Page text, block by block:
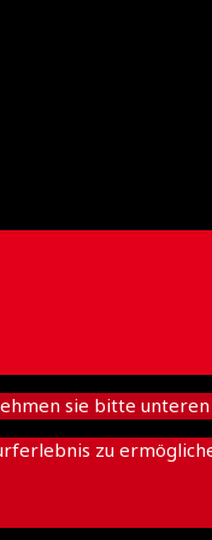
sie bitte
zu